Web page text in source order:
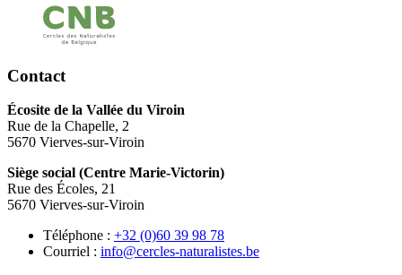
Contact
Écosite de la Vallée du Viroin
Rue de la Chapelle, 2
5670 Vierves-sur-Viroin
Siège social (Centre Marie-Victorin)
Rue des Écoles, 21
5670 Vierves-sur-Viroin
Téléphone : 87 89 93 06(0) 23+
Courriel : eb.setsilarutan-selcrec@ofni